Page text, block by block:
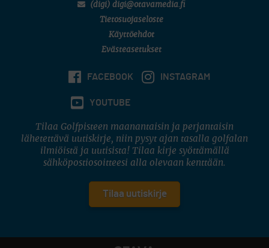
(digi) digi@otavamedia.fi
Tietosuojaseloste
Käyttöehdot
Evästeasetukset
FACEBOOK INSTAGRAM
YOUTUBE
Tilaa Golfpisteen maanantaisin ja perjantaisin
lähetettävä uutiskirje, niin pysyt ajan tasalla golfalan
ilmiöistä ja uutisista! Tilaa kirje syöttämällä
sähköpostiosoitteesi alla olevaan kenttään.
Tilaa uutiskirje